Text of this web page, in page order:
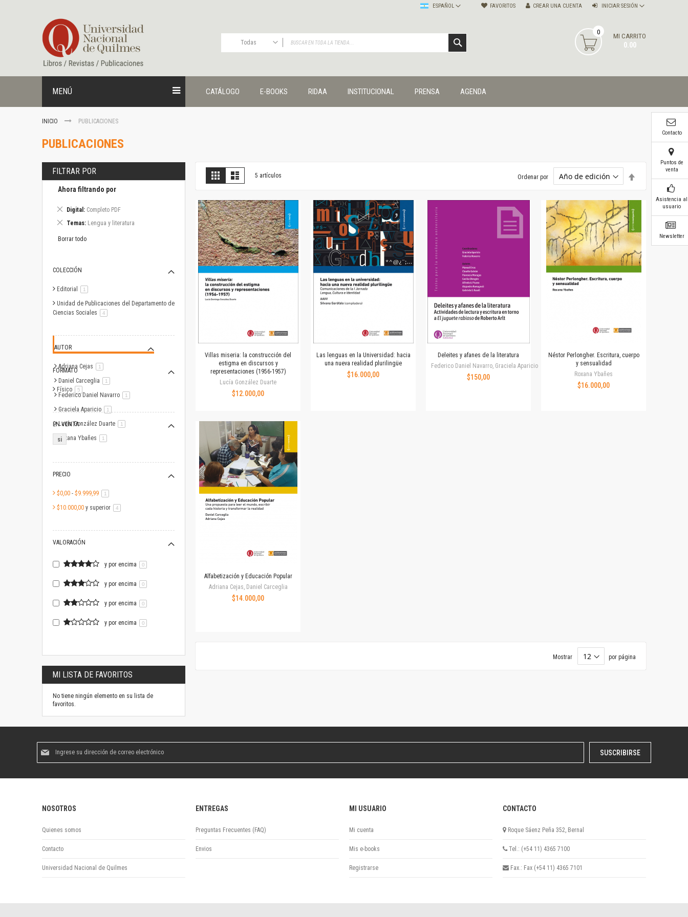
contenido
FAVORITOS INICIAR SESIÓN
CREAR UNA CUENTA
ESPAÑOL
Todas
Publicaciones
Editorial
Ediciones especiales
Géneros
Horizontes en las artes
La ideología argentina y latinoamericana
Las ciudades y las ideas
Serie Clásicos latinoamericanos
Nuevos enfoques en ciencia y tecnología
Serie digital
Territorio y acumulación: conflictividades y alternativas
Textos y lecturas en ciencias sociales
Serie Punto de encuentros
Prismas
Redes
Revista de Ciencias Sociales. Primera época
Revista de Ciencias Sociales. Segunda época
Fondo editorial
Biomedicina
Coediciones
Otros títulos
Intersecciones
Convergencia. Entre memoria y sociedad
Filosofía y ciencia
Otros títulos
Encuentros
MI CARRITO
0.00
0
MENÚ CATÁLOGO E-BOOKS RIDAA INSTITUCIONAL PRENSA AGENDA
INICIO PUBLICACIONES
PUBLICACIONES
Ver
como
Grilla Lista 5 artículos Ordenar por
descendente
Villas miseria: la construcción del
estigma en discursos y
representaciones (1956-1957)
Lucía González Duarte
$12.000,00
Las lenguas en la Universidad: hacia
una nueva realidad plurilingüe
$16.000,00
Deleites y afanes de la literatura
Federico Daniel Navarro, Graciela Aparicio
$150,00
Néstor Perlongher. Escritura, cuerpo
y sensualidad
Roxana Ybañes
$16.000,00
Alfabetización y Educación Popular
Adriana Cejas, Daniel Carceglia
$14.000,00
Mostrar por página
FILTRAR POR
Ahora filtrando por
Digital Completo PDF
Eliminar
artículo
Temas Lengua y literatura
Eliminar
artículo
Borrar todo
COLECCIÓN
Editorial 1
Unidad de Publicaciones del Departamento de
Ciencias Sociales
4
AUTOR
Adriana Cejas 1
Daniel Carceglia 1
Federico Daniel Navarro 1
Graciela Aparicio 1
Lucía González Duarte 1
Roxana Ybañes 1
FORMATO
Físico 5artículo
EN VENTA
si
PRECIO
$0,00 - $9.999,99 1
$10.000,00 y superior 4
VALORACIÓN
y por encima 0
y por encima 0
y por encima 0
y por encima 0
MI LISTA DE FAVORITOS
No tiene ningún elemento en su lista de
favoritos.
boletín
SUSCRIBIRSE
NOSOTROS
Quienes somos
Contacto
Universidad Nacional de Quilmes
ENTREGAS
Preguntas Frecuentes (FAQ)
Envios
MI USUARIO
Mi cuenta
Mis e-books
Registrarse
CONTACTO
Roque Sáenz Peña 352, Bernal
Tel.: (+54 11) 4365 7100
Fax.: Fax (+54 11) 4365 7101
Contacto
Puntos de
venta
Asistencia al
usuario
Newsletter